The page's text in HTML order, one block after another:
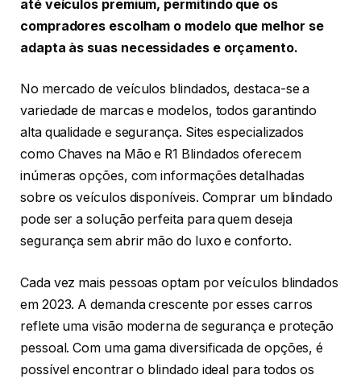
até veículos premium, permitindo que os
compradores escolham o modelo que melhor se
adapta às suas necessidades e orçamento.
No mercado de veículos blindados, destaca-se a
variedade de marcas e modelos, todos garantindo
alta qualidade e segurança. Sites especializados
como Chaves na Mão e R1 Blindados oferecem
inúmeras opções, com informações detalhadas
sobre os veículos disponíveis. Comprar um blindado
pode ser a solução perfeita para quem deseja
segurança sem abrir mão do luxo e conforto.
Cada vez mais pessoas optam por veículos blindados
em 2023. A demanda crescente por esses carros
reflete uma visão moderna de segurança e proteção
pessoal. Com uma gama diversificada de opções, é
possível encontrar o blindado ideal para todos os